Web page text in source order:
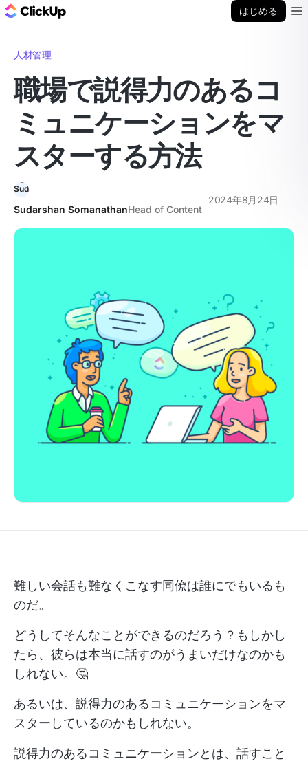
はじめる
人材管理
職場で説得力のあるコ
ミュニケーションをマ
スターする方法
Sudarshan SomanathanHead of Content
2024年8月24日
難しい会話も難なくこなす同僚は誰にでもいるも
のだ。
どうしてそんなことができるのだろう？もしかし
たら、彼らは本当に話すのがうまいだけなのかも
しれない。🤔
あるいは、説得力のあるコミュニケーションをマ
スターしているのかもしれない。
説得力のあるコミュニケーションとは、話すこと